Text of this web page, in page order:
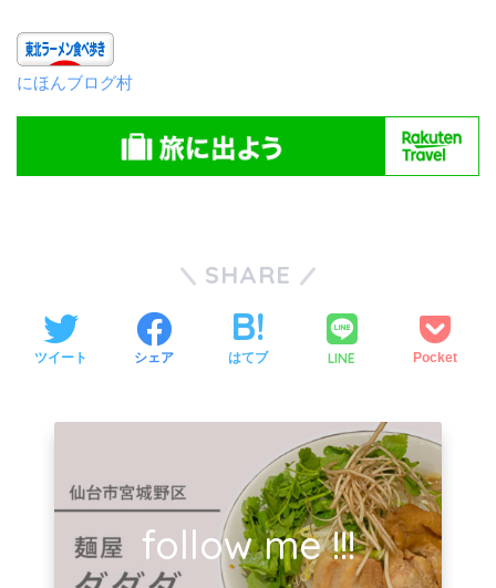
にほんブログ村
SHARE
ツイート シェア はてブ LINE Pocket
follow me !!!